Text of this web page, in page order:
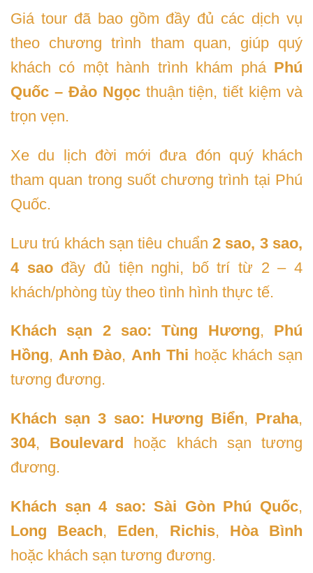
Giá tour đã bao gồm đầy đủ các dịch vụ
theo chương trình tham quan, giúp quý
khách có một hành trình khám phá Phú
Quốc – Đảo Ngọcthuận tiện, tiết kiệm và
trọn vẹn.
Xe du lịch đời mới đưa đón quý khách
tham quan trong suốt chương trình tại Phú
Quốc.
Lưu trú khách sạn tiêu chuẩn 2 sao, 3 sao,
4 saođầy đủ tiện nghi, bố trí từ 2 – 4
khách/phòng tùy theo tình hình thực tế.
Khách sạn 2 sao:Tùng Hương, Phú
Hồng, Anh Đào,Anh Thi hoặc khách sạn
tương đương.
Khách sạn 3 sao: Hương Biển, Praha,
304, Boulevard hoặc khách sạn tương
đương.
Khách sạn 4 sao:Sài Gòn Phú Quốc,
Long Beach, Eden, Richis, Hòa Bình
hoặc khách sạn tương đương.